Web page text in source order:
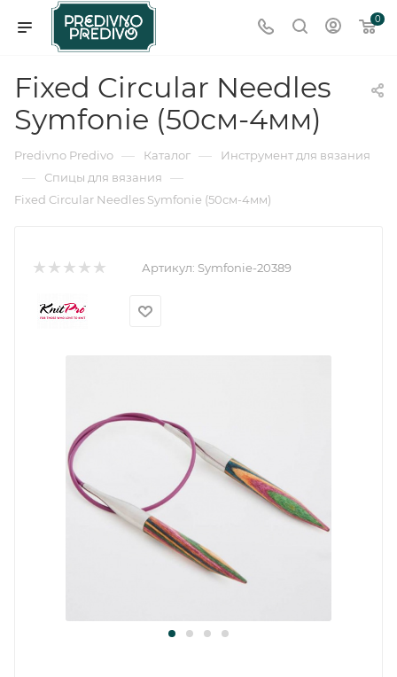
0
Fixed Circular Needles
Symfonie (50см-4мм)
Predivno Predivo — Каталог — Инструмент для вязания
— Спицы для вязания —
Fixed Circular Needles Symfonie (50см-4мм)
Артикул: Symfonie-20389